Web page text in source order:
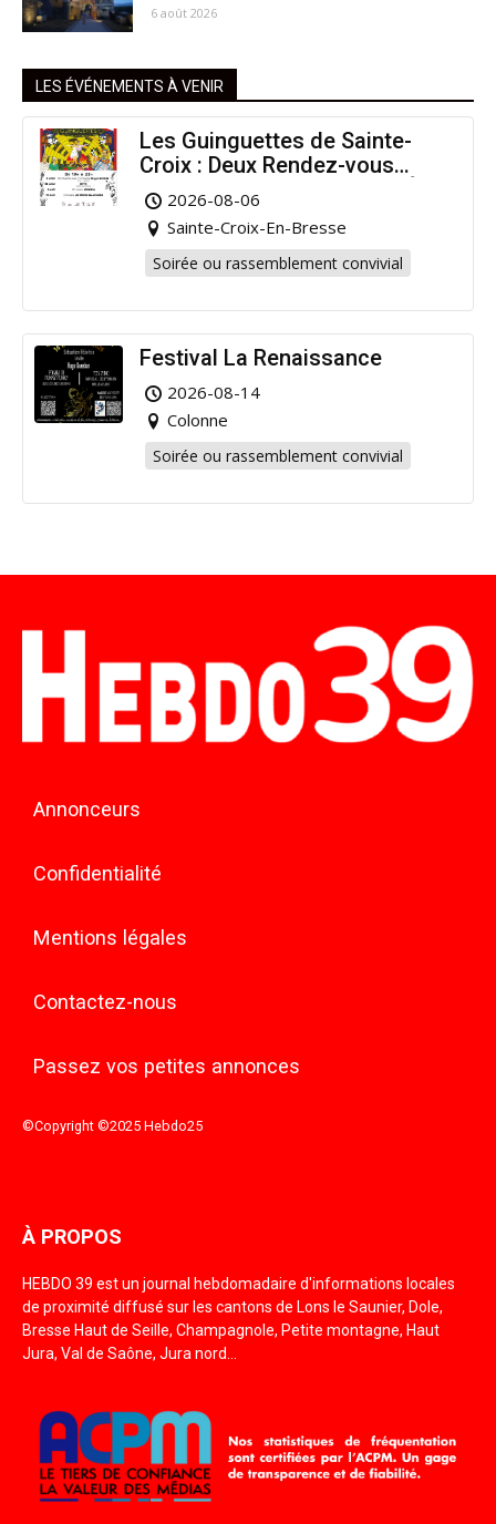
6 août 2026
LES ÉVÉNEMENTS À VENIR
Les Guinguettes de Sainte-
Croix : Deux Rendez-vous
Dansants pour Prolonger l’Été
!
2026-08-06
Sainte-Croix-En-Bresse
Soirée ou rassemblement convivial
Festival La Renaissance
2026-08-14
Colonne
Soirée ou rassemblement convivial